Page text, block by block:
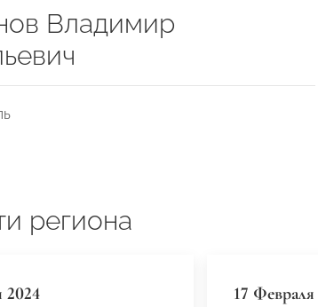
Владимир
региона
17 Февраля